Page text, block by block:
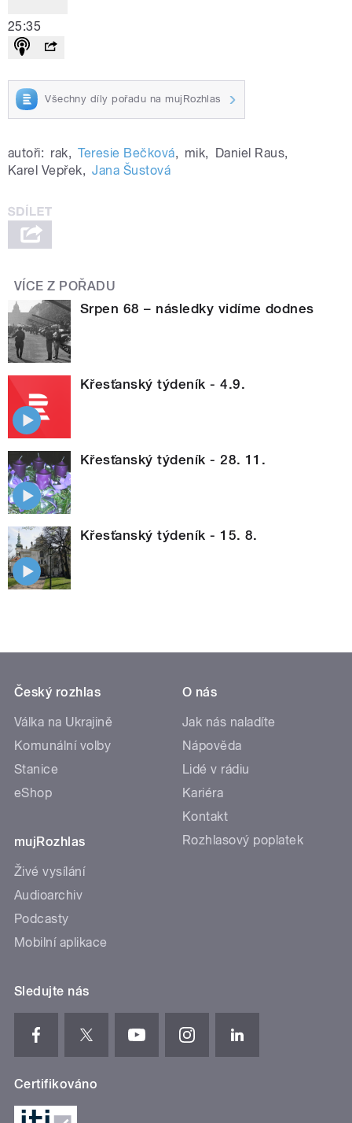
25:35
Všechny díly pořadu na mujRozhlas
autoři: rak, Teresie Bečková, mik, Daniel Raus,
Karel Vepřek, Jana Šustová
VÍCE Z POŘADU
Srpen 68 – následky vidíme dodnes
Křesťanský týdeník - 4.9.
Křesťanský týdeník - 28. 11.
Křesťanský týdeník - 15. 8.
Český rozhlas
Válka na Ukrajině
Komunální volby
Stanice
eShop
mujRozhlas
Živé vysílání
Audioarchiv
Podcasty
Mobilní aplikace
O nás
Jak nás naladíte
Nápověda
Lidé v rádiu
Kariéra
Kontakt
Rozhlasový poplatek
Sledujte nás
Certifikováno